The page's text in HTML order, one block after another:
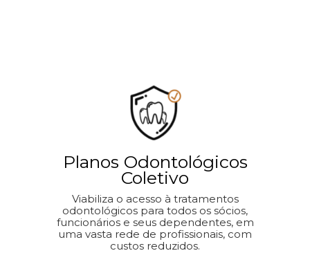
Planos Odontológicos
Coletivo
Viabiliza o acesso à tratamentos
odontológicos para todos os sócios,
funcionários e seus dependentes, em
uma vasta rede de profissionais, com
custos reduzidos.